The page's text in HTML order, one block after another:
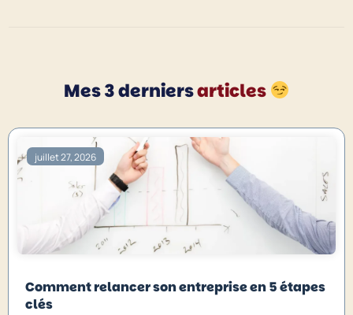
Mes 3 derniersarticles
juillet 27, 2026
Comment relancer son entreprise en 5 étapes
clés